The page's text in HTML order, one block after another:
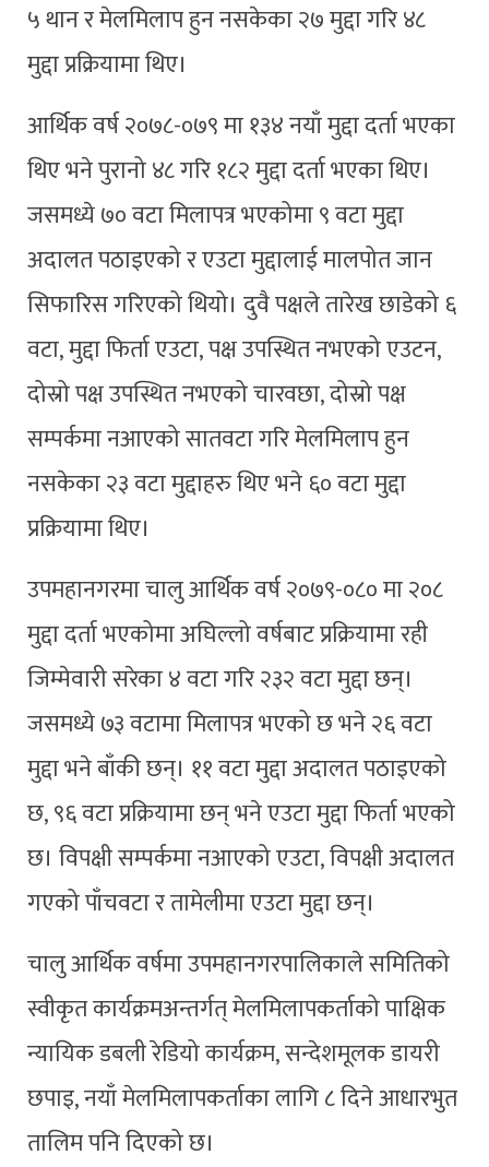
५ थान र मेलमिलाप हुन नसकेका २७ मुद्दा गरि ४८
मुद्दा प्रक्रियामा थिए।
आर्थिक वर्ष २०७८-०७९ मा १३४ नयाँ मुद्दा दर्ता भएका
थिए भने पुरानो ४८ गरि १८२ मुद्दा दर्ता भएका थिए।
जसमध्ये ७० वटा मिलापत्र भएकोमा ९ वटा मुद्दा
अदालत पठाइएको र एउटा मुद्दालाई मालपोत जान
सिफारिस गरिएको थियो। दुवै पक्षले तारेख छाडेको ६
वटा, मुद्दा फिर्ता एउटा, पक्ष उपस्थित नभएको एउटन,
दोस्रो पक्ष उपस्थित नभएको चारवछा, दोस्रो पक्ष
सम्पर्कमा नआएको सातवटा गरि मेलमिलाप हुन
नसकेका २३ वटा मुद्दाहरु थिए भने ६० वटा मुद्दा
प्रक्रियामा थिए।
उपमहानगरमा चालु आर्थिक वर्ष २०७९-०८० मा २०८
मुद्दा दर्ता भएकोमा अघिल्लो वर्षबाट प्रक्रियामा रही
जिम्मेवारी सरेका ४ वटा गरि २३२ वटा मुद्दा छन्।
जसमध्ये ७३ वटामा मिलापत्र भएको छ भने २६ वटा
मुद्दा भने बाँकी छन्। ११ वटा मुद्दा अदालत पठाइएको
छ, ९६ वटा प्रक्रियामा छन् भने एउटा मुद्दा फिर्ता भएको
छ। विपक्षी सम्पर्कमा नआएको एउटा, विपक्षी अदालत
गएको पाँचवटा र तामेलीमा एउटा मुद्दा छन्।
चालु आर्थिक वर्षमा उपमहानगरपालिकाले समितिको
स्वीकृत कार्यक्रमअन्तर्गत् मेलमिलापकर्ताको पाक्षिक
न्यायिक डबली रेडियो कार्यक्रम, सन्देशमूलक डायरी
छपाइ, नयाँ मेलमिलापकर्ताका लागि ८ दिने आधारभुत
तालिम पनि दिएको छ।